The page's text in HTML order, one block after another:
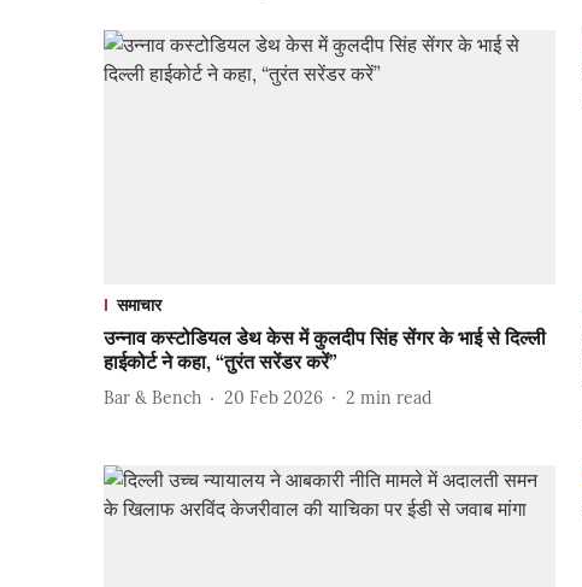
समाचार
उन्नाव कस्टोडियल डेथ केस में कुलदीप सिंह सेंगर के भाई से दिल्ली
हाईकोर्ट ने कहा, “तुरंत सरेंडर करें”
Bar & Bench 20 Feb 2026 2 min read